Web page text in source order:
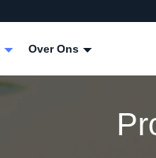
Over Ons